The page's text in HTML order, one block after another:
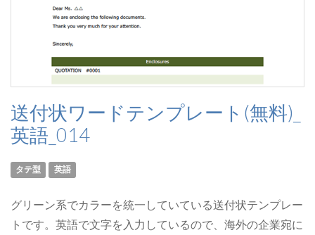
送付状ワードテンプレート(無料)_
英語_014
タテ型 英語
グリーン系でカラーを統一していている送付状テンプレー
トです。英語で文字を入力しているので、海外の企業宛に